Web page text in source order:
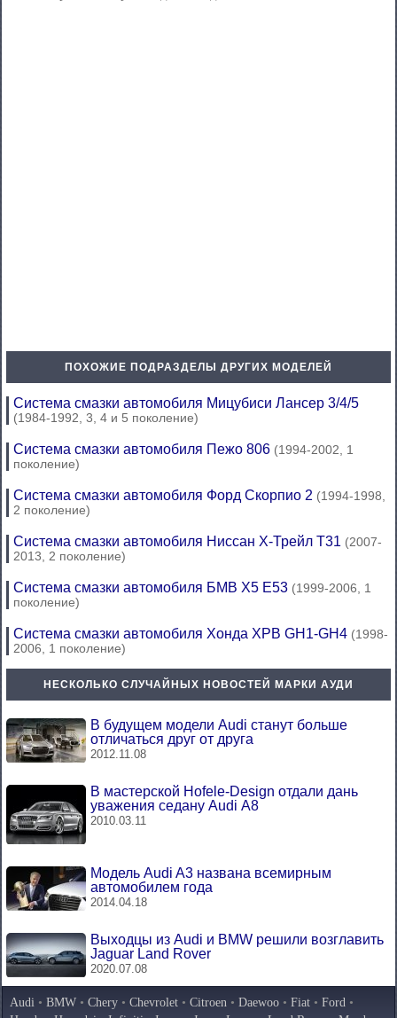
ПОХОЖИЕ ПОДРАЗДЕЛЫ ДРУГИХ МОДЕЛЕЙ
Система смазки автомобиля Мицубиси Лансер 3/4/5
(1984-1992, 3, 4 и 5 поколение)
Система смазки автомобиля Пежо 806 (1994-2002, 1
поколение)
Система смазки автомобиля Форд Скорпио 2 (1994-1998,
2 поколение)
Система смазки автомобиля Ниссан Х-Трейл Т31 (2007-
2013, 2 поколение)
Система смазки автомобиля БМВ Х5 Е53 (1999-2006, 1
поколение)
Система смазки автомобиля Хонда ХРВ GH1-GH4 (1998-
2006, 1 поколение)
НЕСКОЛЬКО СЛУЧАЙНЫХ НОВОСТЕЙ МАРКИ АУДИ
В будущем модели Audi станут больше
отличаться друг от друга
2012.11.08
В мастерской Hofele-Design отдали дань
уважения седану Audi A8
2010.03.11
Модель Audi A3 названа всемирным
автомобилем года
2014.04.18
Выходцы из Audi и BMW решили возглавить
Jaguar Land Rover
2020.07.08
Audi • BMW • Chery • Chevrolet • Citroen • Daewoo • Fiat • Ford •